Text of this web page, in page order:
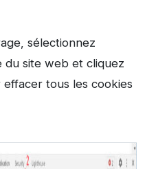
sélectionnez
du site web et cliquez
effacer tous les cookies